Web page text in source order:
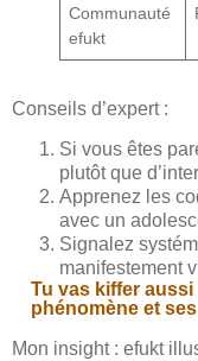
Communauté
efukt
Conseils d’expert :
Si vous êtes
plutôt que
Apprenez les
avec un
Signalez
manifestement
Tu vas kiffer aussi
phénomène et
Mon insight : efukt